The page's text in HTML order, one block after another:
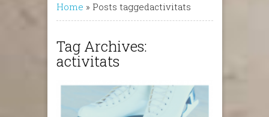
Home » Posts taggedactivitats
Tag Archives:
activitats